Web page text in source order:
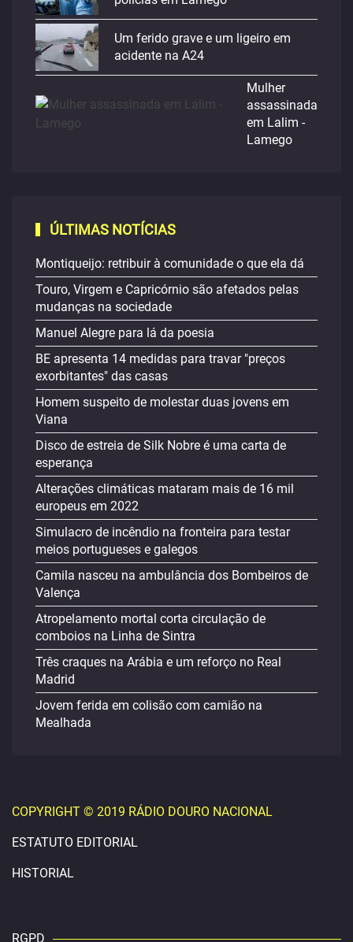
Um ferido grave e um ligeiro em
acidente na A24
Mulher
assassinada
em Lalim -
Lamego
ÚLTIMAS NOTÍCIAS
Montiqueijo: retribuir à comunidade o que ela dá
Touro, Virgem e Capricórnio são afetados pelas
mudanças na sociedade
Manuel Alegre para lá da poesia
BE apresenta 14 medidas para travar "preços
exorbitantes" das casas
Homem suspeito de molestar duas jovens em
Viana
Disco de estreia de Silk Nobre é uma carta de
esperança
Alterações climáticas mataram mais de 16 mil
europeus em 2022
Simulacro de incêndio na fronteira para testar
meios portugueses e galegos
Camila nasceu na ambulância dos Bombeiros de
Valença
Atropelamento mortal corta circulação de
comboios na Linha de Sintra
Três craques na Arábia e um reforço no Real
Madrid
Jovem ferida em colisão com camião na
Mealhada
COPYRIGHT © 2019 RÁDIO DOURO NACIONAL
ESTATUTO EDITORIAL
HISTORIAL
RGPD